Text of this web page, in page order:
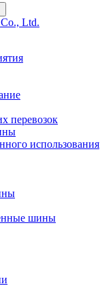
перевозок
использования
шины